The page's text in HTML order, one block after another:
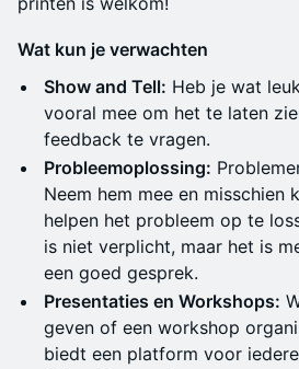
Wat kun je verwachten
Show and Tell: Heb je wat
vooral mee om het te laten
feedback te vragen.
Probleemoplossing:
Neem hem mee en misschien
helpen het probleem op te
is niet verplicht, maar het is
een goed gesprek.
Presentaties en Workshops:
geven of een workshop
biedt een platform voor